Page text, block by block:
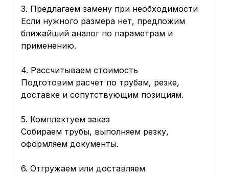
3. Предлагаем замену при необходимости
Если нужного размера нет, предложим
ближайший аналог по параметрам и
применению.
4. Рассчитываем стоимость
Подготовим расчет по трубам, резке,
доставке и сопутствующим позициям.
5. Комплектуем заказ
Собираем трубы, выполняем резку,
оформляем документы.
6. Отгружаем или доставляем